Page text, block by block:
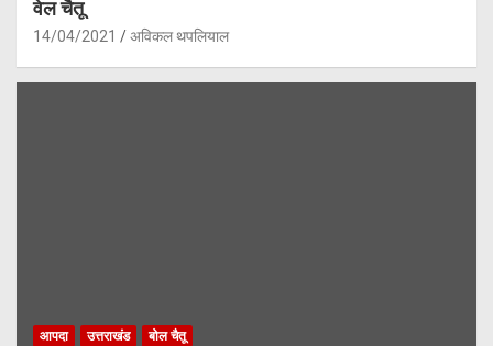
वेल चैतू
14/04/2021 अविकल थपलियाल
आपदा उत्तराखंड बोल चैतू